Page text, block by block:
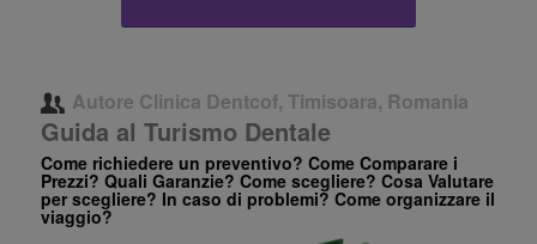
Autore Clinica Dentcof, Timisoara, Romania
Guida al Turismo Dentale
Come richiedere un preventivo? Come Comparare i
Prezzi? Quali Garanzie? Come scegliere? Cosa Valutare
per scegliere? In caso di problemi? Come organizzare il
viaggio?